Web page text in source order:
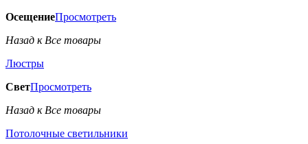
ОсещениеПросмотреть
Назад к Все товары
Люстры
СветПросмотреть
Назад к Все товары
Потолочные светильники